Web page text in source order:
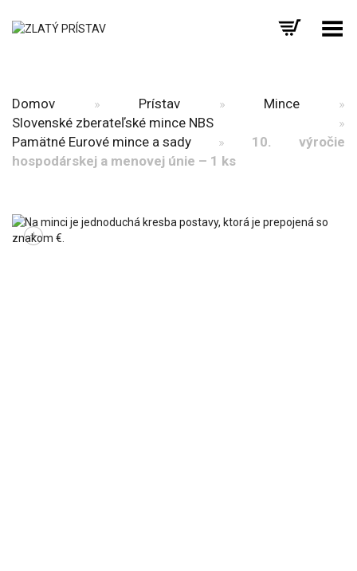
Prepnúť menu
Domov » Prístav » Mince »
Slovenské zberateľské mince NBS »
Pamätné Eurové mince a sady » 10. výročie
hospodárskej a menovej únie – 1 ks
+